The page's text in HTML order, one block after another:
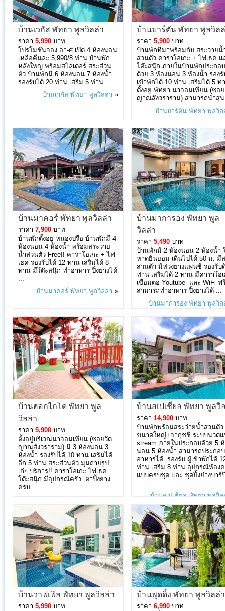
บ้านเวกัส พัทยา พูลวิลล่า
ราคา 5,990 บาท
โปรโมชั่นจอง อา-ศ เปิด 4 ห้องนอน
เหลือคืนละ 5,990/8 ท่าน บ้านพัก
หลังใหญ่ พร้อมสไลเดอร์ สระส่วน
ตัว บ้านพักมี 6 ห้องนอน 7 ห้องน้ำ
รองรับได้ 20 ท่าน เสริม 5 ท่าน ...
บ้านเวกัส พัทยา พูลวิลล่า »
บ้านบาร์ตัน พัทยา พูลวิล
ราคา 5,900 บาท
บ้านพักที่มาพร้อมกับ สระว่ายน้
ส่วนตัว คาราโอเกะ + ไฟเธค แ
โต๊ะสนุ๊ก ภายในบ้านพักประกอบ
ด้วย 3 ห้องนอน 3 ห้องน้ำ รองรั
เข้าพักได้ 10 ท่าน เสริมได้ 5 ท่
ตั้งอยู่ พัทยา นาจอมเทียน (ซอ
ญาณสังวราราม) สามารถนำสุ
บ้านบาร์ตัน พัทยา พูลวิล
บ้านมาคอร์ พัทยา พูลวิลล่า
ราคา 7,900 บาท
บ้านพักตั้งอยู่ หนองปรือ บ้านพักมี 4
ห้องนอน 4 ห้องน้ำ พร้อมสระว่าย
น้ำส่วนตัว Free!! คาราโอเกะ + ไฟ
เธค รองรับได้ 12 ท่าน เสริมได้ 8
ท่าน มีโต๊ะสนุ๊ก ทำอาหาร ปิ่งย่างได้
...
บ้านมาคอร์ พัทยา พูลวิลล่า »
บ้านมาการอง พัทยา พูล
วิลล่า
ราคา 5,490 บาท
บ้านพักมี 2 ห้องนอน 2 ห้องน้ำ
หาดยินยอม เดินไปได้ 50 ม. มี
ส่วนตัว มีห่วงยางแฟนซี รองรับ
ท่าน เสริมได้ 2 ท่าน มีคาราโอ
เชื่อมต่อ Youtube และ WiFi ฟ
สามารถทำอาหาร ปิ้งย่างได้ ...
บ้านมาการอง พัทยา พูลวิล
บ้านฮอกไกโด พัทยา พูล
วิลล่า
ราคา 5,900 บาท
ตั้งอยู่บริเวณนาจอมเทียน (ซอยวัด
ญาณสังวราราม) มี 3 ห้องนอน 3
ห้องน้ำ รองรับได้ 10 ท่าน เสริมได้
อีก 5 ท่าน สระส่วนตัว มุมถ่ายรูป
เก๋ๆ บริการ!! คาราโอเกะ ไฟเธค
โต๊ะสนุ๊ก มีอุปกรณ์ครัว เตาปิ้งย่าง
ครบ ...
บ้านสเปเชี่ยล พัทยา พูลวิ
ราคา 14,900 บาท
บ้านพักพร้อมสระว่ายน้ำส่วนตัว
ขนาดใหญ่+จากุชชี่ ระบบนวด
stream ภายในประกอบด้วย 5
นอน 5 ห้องน้ำ สามารถประกอบ
อาหารได้ รองรับ ผู้เข้าพักได้
ท่าน เสริม 8 ท่าน อุปกรณ์ห้อง
แบบครบชุด และ ชุดปิ้งย่างบาร์
...
บ้านสเปเชี่ยล พัทยา พูลวิล
บ้านวาฟเฟิล พัทยา พูลวิลล่า
ราคา 5,990 บาท
บ้านพุดดิ้ง พัทยา พูลวิลล่า
ราคา 6,990 บาท